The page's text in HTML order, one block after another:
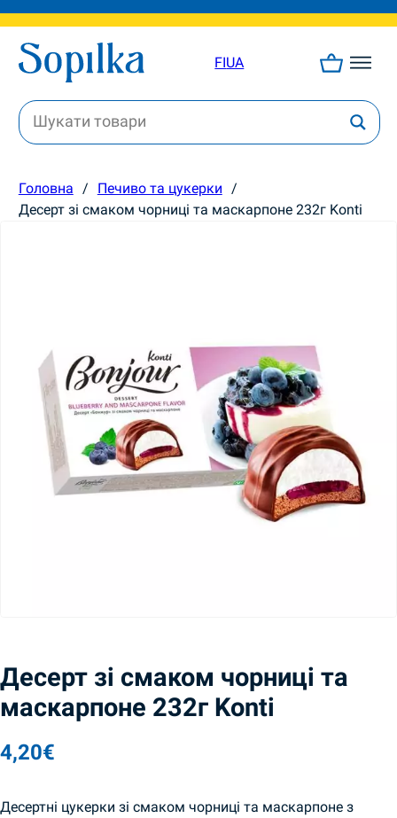
FIUA
Головна / Печиво та цукерки /
Десерт зі смаком чорниці та маскарпоне 232г Konti
Десерт зі смаком чорниці та
маскарпоне 232г Konti
4,20€
Десертні цукерки зі смаком чорниці та маскарпоне з